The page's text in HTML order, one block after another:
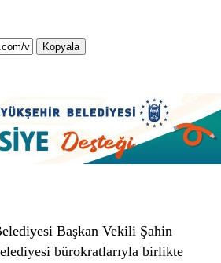
Kopyala
Başkan Vekili Şahin
bürokratlarıyla birlikte